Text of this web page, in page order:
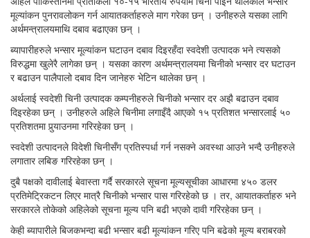
मूल्यांकन पुनरावलोकन गर्न आयातकर्ताहरुले माग गरेका छन् । उनीहरुले यसका लागि
अर्थमन्त्रालयमाथि दबाव बढाएका छन् ।
ब्यापारीहरुले भन्सार मूल्यांकन घटाउन दबाव दिइरहँदा स्वदेशी उत्पादक भने त्यसको
विरुद्धमा खुलेरै लागेका छन् । यसका कारण अर्थमन्त्रालयमा चिनीको भन्सार दर घटाउन
र बढाउन पालैपालो दबाव दिन जानेहरु भेटिन थालेका छन् ।
अर्थलाई स्वदेशी चिनी उत्पादक कम्पनीहरुले चिनीको भन्सार दर अझै बढाउन दबाव
दिइरहेका छन् । उनीहरुले अहिले चिनीमा लगाइँदै आएको १५ प्रतिशत भन्सारलाई ५०
प्रतिशतमा पुर्‍याउनमा गरिरहेका छन् ।
स्वदेशी उत्पादनले विदेशी चिनीसँग प्रतिस्पर्धा गर्न नसक्ने अवस्था आउने भन्दै उनीहरुले
लगातार लबिङ गरिरहेका छन् ।
दुबै पक्षको दावीलाई बेवास्ता गर्दै सरकारले सूचना मूल्यसूचीका आधारमा ४५० डलर
प्रतिमेट्रिकटन लिएर मात्रै चिनीको भन्सार पास गरिरहेको छ । तर, आयातकर्ताहरु भने
सरकारले तोकेको अहिलेको सूचना मूल्य पनि बढी भएको दावी गरिरहेका छन् ।
केही ब्यापारीले बिजकभन्दा बढी भन्सार बढी मूल्यांकन गरिए पनि बढेको मूल्य बराबरको